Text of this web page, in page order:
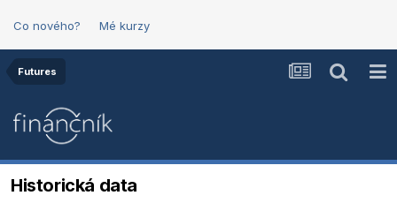
Co nového? Mé kurzy
Futures
Historická data